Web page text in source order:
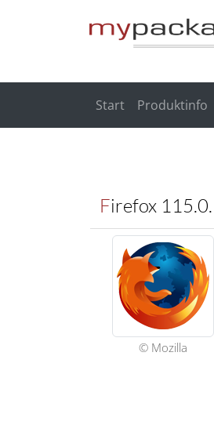
Start Produktinfo
Firefox
© Mozilla